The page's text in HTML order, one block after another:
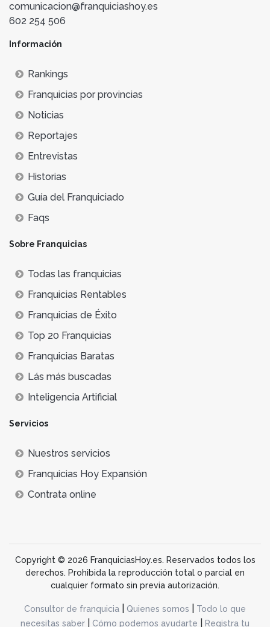
comunicacion@franquiciashoy.es
602 254 506
Información
Rankings
Franquicias por provincias
Noticias
Reportajes
Entrevistas
Historias
Guía del Franquiciado
Faqs
Sobre Franquicias
Todas las franquicias
Franquicias Rentables
Franquicias de Éxito
Top 20 Franquicias
Franquicias Baratas
Lás más buscadas
Inteligencia Artificial
Servicios
Nuestros servicios
Franquicias Hoy Expansión
Contrata online
Copyright © 2026 FranquiciasHoy.es. Reservados todos los
derechos. Prohibida la reproducción total o parcial en
cualquier formato sin previa autorización.
Consultor de franquicia Quienes somos
Todo lo que
necesitas saber
Cómo podemos ayudarte Registra tu